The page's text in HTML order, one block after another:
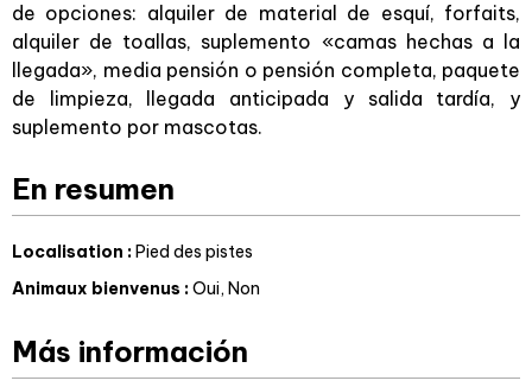
de opciones: alquiler de material de esquí, forfaits,
alquiler de toallas, suplemento «camas hechas a la
llegada», media pensión o pensión completa, paquete
de limpieza, llegada anticipada y salida tardía, y
suplemento por mascotas.
En resumen
Localisation :Pied des pistes
Animaux bienvenus :Oui Non
Más información